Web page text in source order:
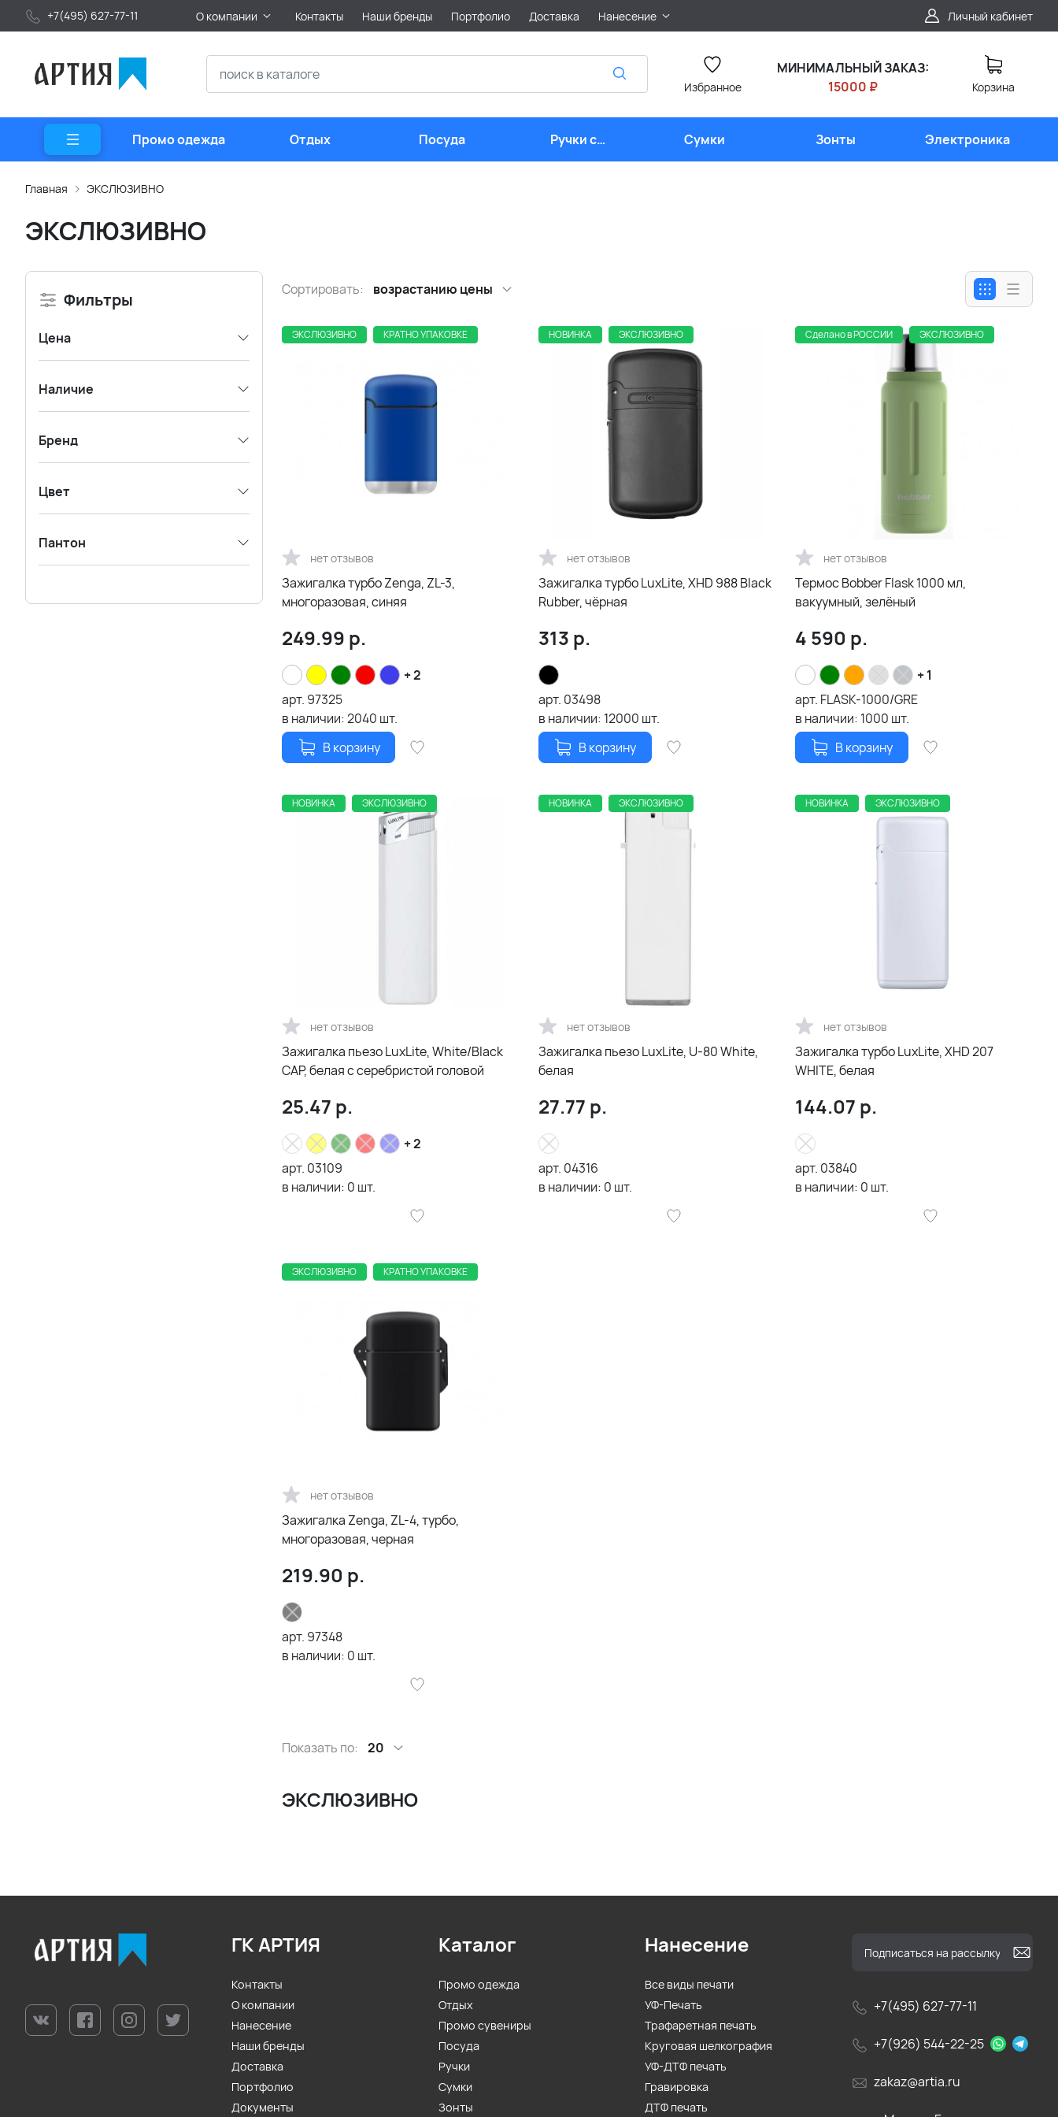
+7(495) 627-77-11 О компании Контакты Наши бренды Портфолио Доставка Нанесение Личный кабинет
Избранное
МИНИМАЛЬНЫЙ ЗАКАЗ:
15000 ₽
Корзина
Промо одежда Отдых Посуда
Ручки с
логотипом
Сумки Зонты Электроника
Главная ЭКСЛЮЗИВНО
ЭКСЛЮЗИВНО
Фильтры
Цена
Наличие
Бренд
Цвет
Пантон
Сортировать: возрастанию цены
ЭКСЛЮЗИВНО КРАТНО УПАКОВКЕ
нет отзывов
Зажигалка турбо Zenga, ZL-3,
многоразовая, синяя
249.99 р.
+ 2
арт. 97325
в наличии:2040 шт.
В корзину
НОВИНКА ЭКСЛЮЗИВНО
нет отзывов
Зажигалка турбо LuxLite, XHD 988 Black
Rubber, чёрная
313 р.
арт. 03498
в наличии: 12000 шт.
В корзину
Сделано в РОССИИ ЭКСЛЮЗИВНО
нет отзывов
Термос Bobber Flask 1000 мл,
вакуумный, зелёный
4 590 р.
+ 1
арт. FLASK-1000/GRE
в наличии: 1000 шт.
В корзину
НОВИНКА ЭКСЛЮЗИВНО
нет отзывов
Зажигалка пьезо LuxLite, White/Black
CAP, белая с серебристой головой
25.47 р.
+ 2
арт. 03109
в наличии: 0 шт.
НОВИНКА ЭКСЛЮЗИВНО
нет отзывов
Зажигалка пьезо LuxLite, U-80 White,
белая
27.77 р.
арт. 04316
в наличии: 0 шт.
НОВИНКА ЭКСЛЮЗИВНО
нет отзывов
Зажигалка турбо LuxLite, XHD 207
WHITE, белая
144.07 р.
арт. 03840
в наличии: 0 шт.
ЭКСЛЮЗИВНО КРАТНО УПАКОВКЕ
нет отзывов
Зажигалка Zenga, ZL-4, турбо,
многоразовая, черная
219.90 р.
арт. 97348
в наличии: 0 шт.
Показать по: 20
ЭКСЛЮЗИВНО
+7(495) 627-77-11
+7(926) 544-22-25
zakaz@artia.ru
ГК АРТИЯ
Контакты
О компании
Нанесение
Наши бренды
Доставка
Портфолио
Документы
Каталог
Промо одежда
Отдых
Промо сувениры
Посуда
Ручки
Сумки
Зонты
Нанесение
Все виды печати
УФ-Печать
Трафаретная печать
Круговая шелкография
УФ-ДТФ печать
Гравировка
ДТФ печать